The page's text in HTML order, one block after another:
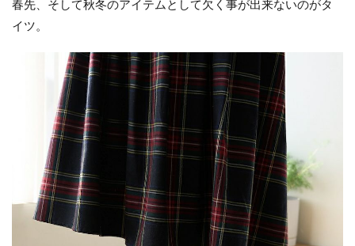
春先、そして秋冬のアイテムとして欠く事が出来ないのがタ
イツ。